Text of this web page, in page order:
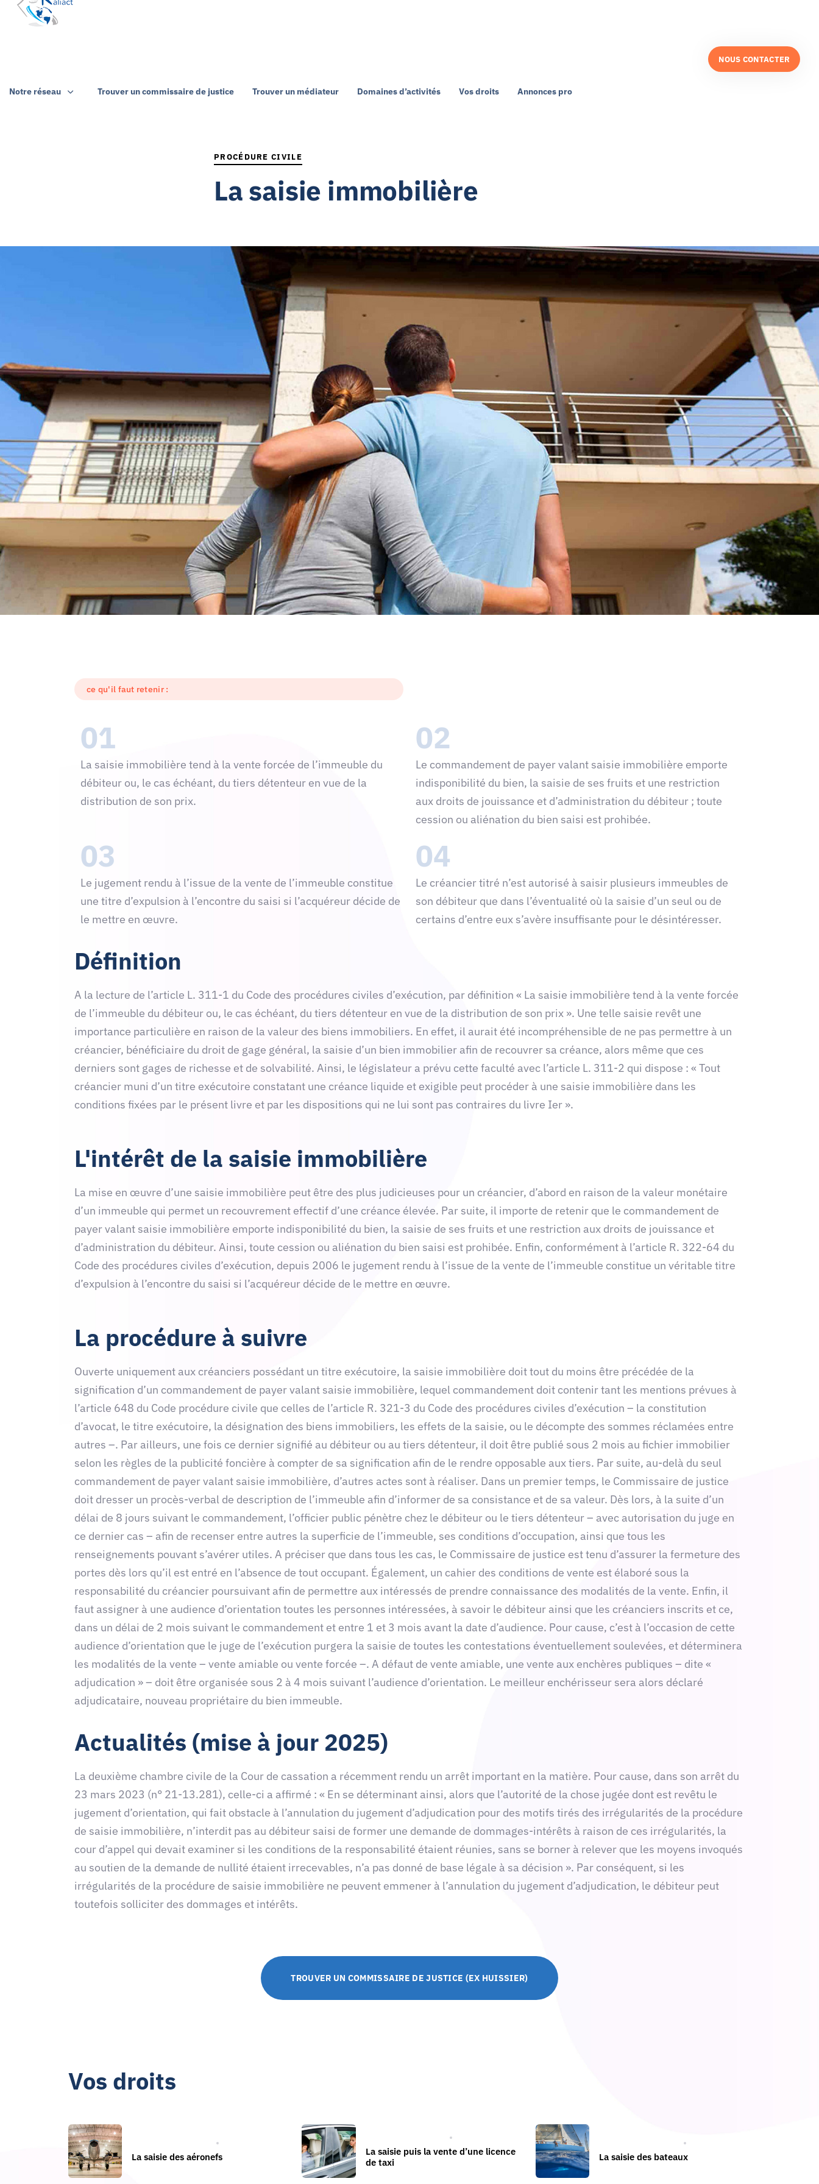
Notre réseau Trouver un commissaire de justice Trouver un médiateur Domaines d’activités Vos droits Annonces pro
NOUS CONTACTER
PROCÉDURE CIVILE
La saisie immobilière
ce qu'il faut retenir :
01
La saisie immobilière tend à la vente forcée de l’immeuble du
débiteur ou, le cas échéant, du tiers détenteur en vue de la
distribution de son prix.
02
Le commandement de payer valant saisie immobilière emporte
indisponibilité du bien, la saisie de ses fruits et une restriction
aux droits de jouissance et d’administration du débiteur ; toute
cession ou aliénation du bien saisi est prohibée.
03
Le jugement rendu à l’issue de la vente de l’immeuble constitue
une titre d’expulsion à l’encontre du saisi si l’acquéreur décide de
le mettre en œuvre.
04
Le créancier titré n’est autorisé à saisir plusieurs immeubles de
son débiteur que dans l’éventualité où la saisie d’un seul ou de
certains d’entre eux s’avère insuffisante pour le désintéresser.
Définition
A la lecture de l’article L. 311-1 du Code des procédures civiles d’exécution, par définition « La saisie immobilière tend à la vente forcée
de l’immeuble du débiteur ou, le cas échéant, du tiers détenteur en vue de la distribution de son prix ». Une telle saisie revêt une
importance particulière en raison de la valeur des biens immobiliers. En effet, il aurait été incompréhensible de ne pas permettre à un
créancier, bénéficiaire du droit de gage général, la saisie d’un bien immobilier afin de recouvrer sa créance, alors même que ces
derniers sont gages de richesse et de solvabilité. Ainsi, le législateur a prévu cette faculté avec l’article L. 311-2 qui dispose : « Tout
créancier muni d’un titre exécutoire constatant une créance liquide et exigible peut procéder à une saisie immobilière dans les
conditions fixées par le présent livre et par les dispositions qui ne lui sont pas contraires du livre Ier ».
L'intérêt de la saisie immobilière
La mise en œuvre d’une saisie immobilière peut être des plus judicieuses pour un créancier, d’abord en raison de la valeur monétaire
d’un immeuble qui permet un recouvrement effectif d’une créance élevée. Par suite, il importe de retenir que le commandement de
payer valant saisie immobilière emporte indisponibilité du bien, la saisie de ses fruits et une restriction aux droits de jouissance et
d’administration du débiteur. Ainsi, toute cession ou aliénation du bien saisi est prohibée. Enfin, conformément à l’article R. 322-64 du
Code des procédures civiles d’exécution, depuis 2006 le jugement rendu à l’issue de la vente de l’immeuble constitue un véritable titre
d’expulsion à l’encontre du saisi si l’acquéreur décide de le mettre en œuvre.
La procédure à suivre
Ouverte uniquement aux créanciers possédant un titre exécutoire, la saisie immobilière doit tout du moins être précédée de la
signification d’un commandement de payer valant saisie immobilière, lequel commandement doit contenir tant les mentions prévues à
l’article 648 du Code procédure civile que celles de l’article R. 321-3 du Code des procédures civiles d’exécution – la constitution
d’avocat, le titre exécutoire, la désignation des biens immobiliers, les effets de la saisie, ou le décompte des sommes réclamées entre
autres –. Par ailleurs, une fois ce dernier signifié au débiteur ou au tiers détenteur, il doit être publié sous 2 mois au fichier immobilier
selon les règles de la publicité foncière à compter de sa signification afin de le rendre opposable aux tiers. Par suite, au-delà du seul
commandement de payer valant saisie immobilière, d’autres actes sont à réaliser. Dans un premier temps, le Commissaire de justice
doit dresser un procès-verbal de description de l’immeuble afin d’informer de sa consistance et de sa valeur. Dès lors, à la suite d’un
délai de 8 jours suivant le commandement, l’officier public pénètre chez le débiteur ou le tiers détenteur – avec autorisation du juge en
ce dernier cas – afin de recenser entre autres la superficie de l’immeuble, ses conditions d’occupation, ainsi que tous les
renseignements pouvant s’avérer utiles. A préciser que dans tous les cas, le Commissaire de justice est tenu d’assurer la fermeture des
portes dès lors qu’il est entré en l’absence de tout occupant. Également, un cahier des conditions de vente est élaboré sous la
responsabilité du créancier poursuivant afin de permettre aux intéressés de prendre connaissance des modalités de la vente. Enfin, il
faut assigner à une audience d’orientation toutes les personnes intéressées, à savoir le débiteur ainsi que les créanciers inscrits et ce,
dans un délai de 2 mois suivant le commandement et entre 1 et 3 mois avant la date d’audience. Pour cause, c’est à l’occasion de cette
audience d’orientation que le juge de l’exécution purgera la saisie de toutes les contestations éventuellement soulevées, et déterminera
les modalités de la vente – vente amiable ou vente forcée –. A défaut de vente amiable, une vente aux enchères publiques – dite «
adjudication » – doit être organisée sous 2 à 4 mois suivant l’audience d’orientation. Le meilleur enchérisseur sera alors déclaré
adjudicataire, nouveau propriétaire du bien immeuble.
Actualités (mise à jour 2025)
La deuxième chambre civile de la Cour de cassation a récemment rendu un arrêt important en la matière. Pour cause, dans son arrêt du
23 mars 2023 (n° 21-13.281), celle-ci a affirmé : « En se déterminant ainsi, alors que l’autorité de la chose jugée dont est revêtu le
jugement d’orientation, qui fait obstacle à l’annulation du jugement d’adjudication pour des motifs tirés des irrégularités de la procédure
de saisie immobilière, n’interdit pas au débiteur saisi de former une demande de dommages-intérêts à raison de ces irrégularités, la
cour d’appel qui devait examiner si les conditions de la responsabilité étaient réunies, sans se borner à relever que les moyens invoqués
au soutien de la demande de nullité étaient irrecevables, n’a pas donné de base légale à sa décision ». Par conséquent, si les
irrégularités de la procédure de saisie immobilière ne peuvent emmener à l’annulation du jugement d’adjudication, le débiteur peut
toutefois solliciter des dommages et intérêts.
TROUVER UN COMMISSAIRE DE JUSTICE (EX HUISSIER)
Vos droits
La saisie des aéronefs
La saisie puis la vente d’une licence
de taxi
La saisie des bateaux